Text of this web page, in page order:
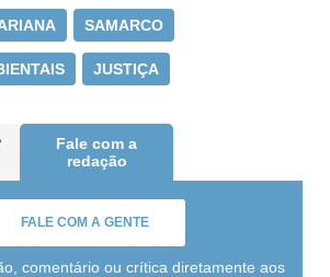
SAMARCO
JUSTIÇA
Fale com a
redação
FALE COM A GENTE
comentário ou crítica diretamente aos